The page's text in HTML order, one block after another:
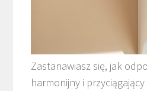
Zastanawiasz się, jak
harmonijny i